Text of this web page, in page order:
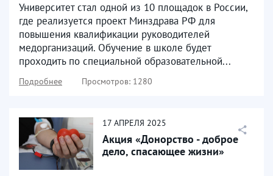
принимает...
Университет стал одной из 10 площадок в России,
где реализуется проект Минздрава РФ для
повышения квалификации руководителей
медорганизаций. Обучение в школе будет
проходить по специальной образовательной...
Подробнее Просмотров: 1280
17 АПРЕЛЯ 2025
Акция «Донорство - доброе
дело, спасающее жизни»